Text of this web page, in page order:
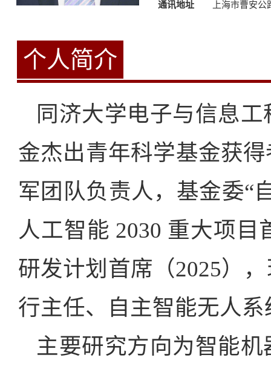
通讯地址 上海市曹安
个人简介
同济大学电子与信息
金杰出青年科学基金获
军团队负责人，基金委“
人工智能 2030 重大项
研发计划首席（2025）
行主任、自主智能无人
主要研究方向为智能